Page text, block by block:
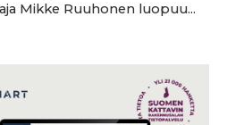
Mikke Ruuhonen luopuu...